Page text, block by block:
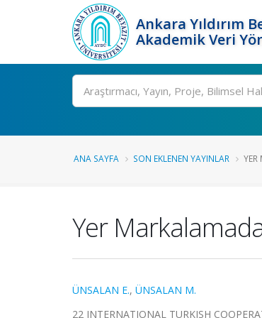
Ankara Yıldırım
Akademik Veri
Ara
ANA SAYFA SON EKLENEN YAYINLAR
Yer
ÜNSALAN E., ÜNSALAN M.
22 INTERNATIONAL TURKISH